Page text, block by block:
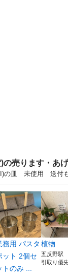
の売ります・あ
の皿 未使用 送付も
務用 パスタ
ット 2個セ
トのみ ...
植物
五反野駅
引取り優